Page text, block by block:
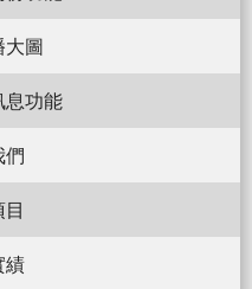
大圖
息功能
們
績